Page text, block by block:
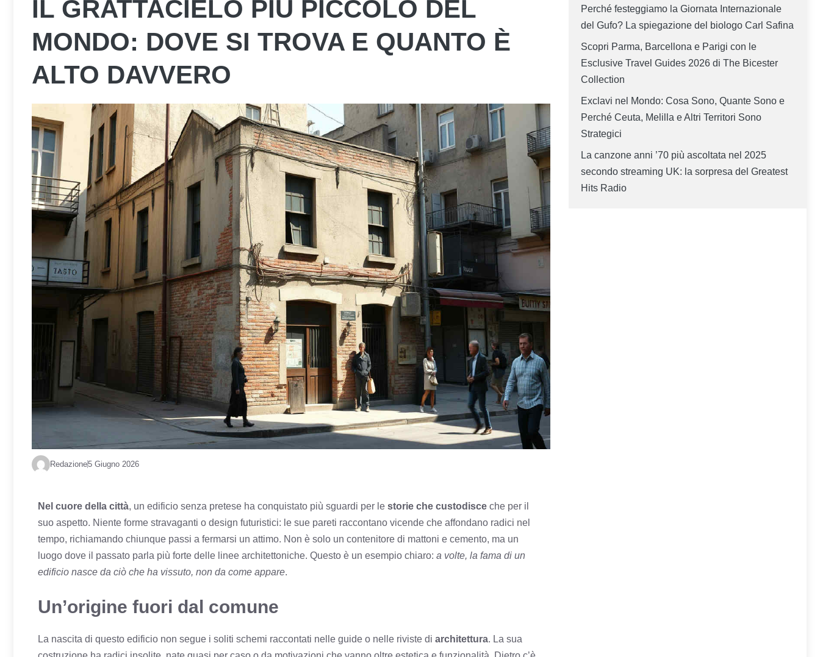
IL GRATTACIELO PIÙ PICCOLO DEL
MONDO: DOVE SI TROVA E QUANTO È
ALTO DAVVERO
Redazione5 Giugno 2026
Nel cuore della città, un edificio senza pretese ha conquistato più sguardi per le storie che custodisce che per il
suo aspetto. Niente forme stravaganti o design futuristici: le sue pareti raccontano vicende che affondano radici nel
tempo, richiamando chiunque passi a fermarsi un attimo. Non è solo un contenitore di mattoni e cemento, ma un
luogo dove il passato parla più forte delle linee architettoniche. Questo è un esempio chiaro: a volte, la fama di un
edificio nasce da ciò che ha vissuto, non da come appare.
Un’origine fuori dal comune
La nascita di questo edificio non segue i soliti schemi raccontati nelle guide o nelle riviste di architettura. La sua
Perché festeggiamo la Giornata Internazionale
del Gufo? La spiegazione del biologo Carl Safina
Scopri Parma, Barcellona e Parigi con le
Esclusive Travel Guides 2026 di The Bicester
Collection
Exclavi nel Mondo: Cosa Sono, Quante Sono e
Perché Ceuta, Melilla e Altri Territori Sono
Strategici
La canzone anni ’70 più ascoltata nel 2025
secondo streaming UK: la sorpresa del Greatest
Hits Radio